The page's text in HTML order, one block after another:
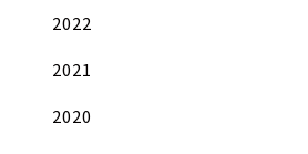
2022
2021
2020